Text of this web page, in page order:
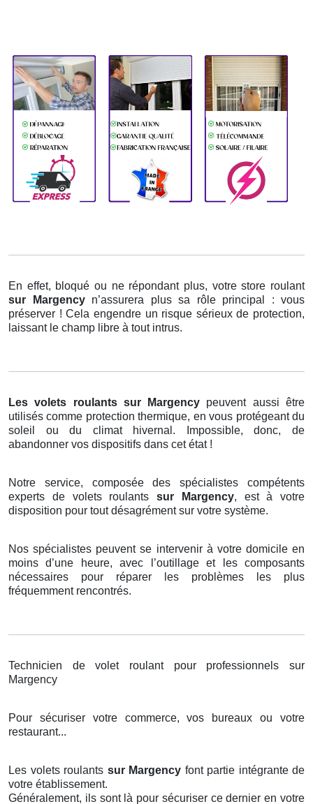
En effet, bloqué ou ne répondant plus, votre store roulant
sur Margency n’assurera plus sa rôle principal : vous
préserver ! Cela engendre un risque sérieux de protection,
laissant le champ libre à tout intrus.
Les volets roulants sur Margency peuvent aussi être
utilisés comme protection thermique, en vous protégeant du
soleil ou du climat hivernal. Impossible, donc, de
abandonner vos dispositifs dans cet état !
Notre service, composée des spécialistes compétents
experts de volets roulants sur Margency, est à votre
disposition pour tout désagrément sur votre système.
Nos spécialistes peuvent se intervenir à votre domicile en
moins d’une heure, avec l’outillage et les composants
nécessaires pour réparer les problèmes les plus
fréquemment rencontrés.
Technicien de volet roulant pour professionnels sur
Margency
Pour sécuriser votre commerce, vos bureaux ou votre
restaurant...
Les volets roulants sur Margency font partie intégrante de
votre établissement.
Généralement, ils sont là pour sécuriser ce dernier en votre